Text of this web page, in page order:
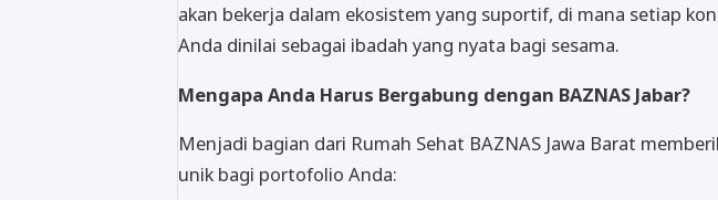
akan bekerja dalam ekosistem yang suportif, di mana setiap
Anda dinilai sebagai ibadah yang nyata bagi sesama.
Mengapa Anda Harus Bergabung dengan BAZNAS Jabar?
Menjadi bagian dari Rumah Sehat BAZNAS Jawa Barat
unik bagi portofolio Anda: